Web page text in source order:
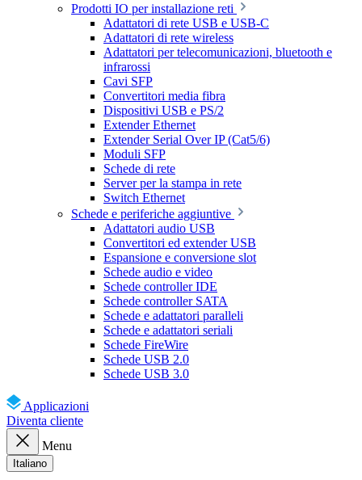
Prodotti IO per installazione reti
Adattatori di rete USB e USB-C
Adattatori di rete wireless
Adattatori per telecomunicazioni, bluetooth e
infrarossi
Cavi SFP
Convertitori media fibra
Dispositivi USB e PS/2
Extender Ethernet
Extender Serial Over IP (Cat5/6)
Moduli SFP
Schede di rete
Server per la stampa in rete
Switch Ethernet
Schede e periferiche aggiuntive
Adattatori audio USB
Convertitori ed extender USB
Espansione e conversione slot
Schede audio e video
Schede controller IDE
Schede controller SATA
Schede e adattatori paralleli
Schede e adattatori seriali
Schede FireWire
Schede USB 2.0
Schede USB 3.0
Applicazioni
Diventa cliente
Menu
Italiano